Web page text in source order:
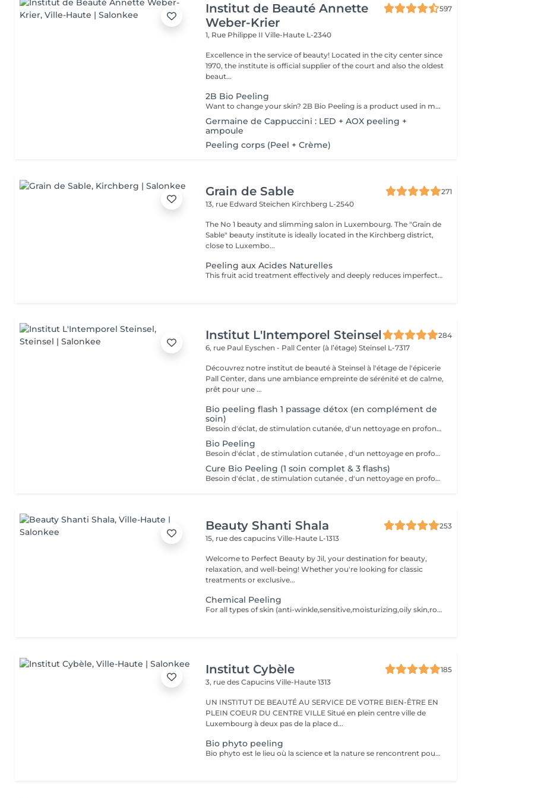
Institut de Beauté Annette
Weber-Krier
597
1, Rue Philippe IIVille-Haute L-2340
Excellence in the service of beauty! Located in the city center since
1970, the institute is official supplier of the court and also the oldest
beaut...
2B Bio Peeling
Want to change your skin? 2B Bio Peeling is a product used in manual micro-dermabrasion (without the use of equipment). This method of abrasion of the surface of the epidermis aims to eliminate the dead cells that form the stratum corneum. Unlike other peel treatments that only work on the surface, 2B Bio Peeling triggers the exfoliation process from the inside. Your skin is deeply purified, the cellular metabolism is reactivated, the enlarged pores are tightened and the pigmentation is reduced. A dazzling result that immediately illuminates you.
Germaine de Cappuccini : LED + AOX peeling +
ampoule
Peeling corps (Peel + Crème)
Grain de Sable
271
13, rue Edward Steichen Kirchberg L-2540
The No 1 beauty and slimming salon in Luxembourg. The "Grain de
Sable" beauty institute is ideally located in the Kirchberg district,
close to Luxembo...
Peeling aux Acides Naturelles
This fruit acid treatment effectively and deeply reduces imperfections such as scars, pimples, pigmentation spots, fine lines and wrinkles, etc. It is perfectly suited to all skin types, even the most sensitive! This treatment will accelerate cell renewal, reduce the signs of aging in order to find new, smooth skin and a radiant complexion thanks to its 5 different formulations of 30% fruit acids.
Institut L'Intemporel Steinsel
284
6, rue Paul Eyschen - Pall Center (à l’étage)Steinsel L-7317
Découvrez notre institut de beauté à Steinsel à l'étage de l'épicerie
Pall Center, dans une ambiance empreinte de sérénité et de calme,
prêt pour une ...
Bio peeling flash 1 passage détox (en complément de
soin)
Besoin d'éclat, de stimulation cutanée, d'un nettoyage en profondeur? Avec l'action combinée d'acides hyaluroniques, lactiques et salicyliques, additionnés de planctons marins et de camphre, ce soin coche toutes les cases d'un soin cabine PROFESSIONNEL. A tester .
Bio Peeling
Besoin d'éclat , de stimulation cutanée , d'un nettoyage en profondeur ? Avec l action combinée d'acides hyaluroniques , lactiques et salicyliques , complétés de planctons marins et camphre ce soin coche toutes les cases d'un soin cabine PROFESSIONNEL . A tester .
Cure Bio Peeling (1 soin complet & 3 flashs)
Besoin d'éclat , de stimulation cutanée , d'un nettoyage en profondeur ? Avec l action combinée d'acides hyaluroniques , lactiques et salicyliques , complétés de planctons marins et camphre ce soin coche toutes les cases d'un soin cabine PROFESSIONNEL . A tester . En cure sur 4 à 6 semaines.
Beauty Shanti Shala
253
15, rue des capucinsVille-Haute L-1313
Welcome to Perfect Beauty by Jil, your destination for beauty,
relaxation, and well-being! Whether you're looking for classic
treatments or exclusive...
Chemical Peeling
For all types of skin (anti-winkle,sensitive,moisturizing,oily skin,rosacea,mixed,dry,scars) no extraction,no waxing and 2weeks after the facial no sun conact. For a better result you can book a cure of 4 treatments, one peeling every 2 weeks. direct payement -> 390 instead of 440,20 ,including 2 creams for home care.
Institut Cybèle
185
3, rue des CapucinsVille-Haute 1313
UN INSTITUT DE BEAUTÉ AU SERVICE DE VOTRE BIEN-ÊTRE EN
PLEIN COEUR DU CENTRE VILLE Situé en plein centre ville de
Luxembourg à deux pas de la place d...
Bio phyto peeling
Bio phyto est le lieu où la science et la nature se rencontrent pour créer des produits aux qualités uniques et aux résultats exceptionnels. Le Peeling profond est un complexe botanique et acide salicylique hautement purifiant, oxygénant, coup d'éclat immédiat. Pour tous types de peau, efficace sur les pores dilatés, impuretés et imperfections, tâches pigmentaires, hyper kératinisation, excès de sébum et aux peaux affectées par le tabac. Immédiatement après le soin, la peau parait radieuse, dynamique et revitalisée. Les systèmes de défense naturels de la peau sont restaurés et renforcés contre d'autres dommages car ce soin agit fortement sur le renouvellement cellulaire.